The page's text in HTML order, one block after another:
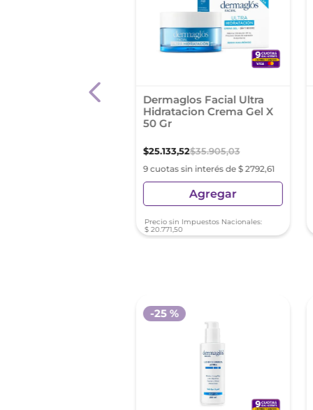
Dermaglos Facial Ultra
Hidratacion Crema Gel X
50 Gr
$25.133,52$35.905,03
9 cuotas sin interés de $ 2792,61
Agregar
Precio sin Impuestos Nacionales:
$ 20.771,50
-25 %